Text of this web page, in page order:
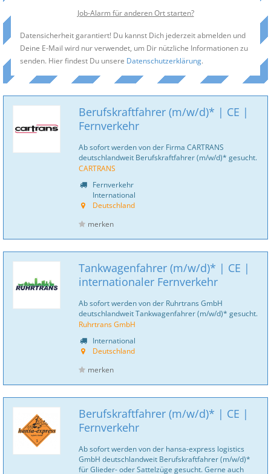
Job-Alarm für anderen Ort starten?
Datensicherheit garantiert! Du kannst Dich jederzeit abmelden und
Deine E-Mail wird nur verwendet, um Dir nützliche Informationen zu
senden. Hier findest Du unsere Datenschutzerklärung.
Berufskraftfahrer (m/w/d)* | CE |
Fernverkehr
Ab sofort werden von der Firma CARTRANS
deutschlandweit Berufskraftfahrer (m/w/d)* gesucht.
CARTRANS
Fernverkehr
International
Deutschland
merken
Tankwagenfahrer (m/w/d)* | CE |
internationaler Fernverkehr
Ab sofort werden von der Ruhrtrans GmbH
deutschlandweit Tankwagenfahrer (m/w/d)* gesucht.
Ruhrtrans GmbH
International
Deutschland
merken
Berufskraftfahrer (m/w/d)* | CE |
Fernverkehr
Ab sofort werden von der hansa-express logistics
GmbH deutschlandweit Berufskraftfahrer (m/w/d)*
für Glieder- oder Sattelzüge gesucht. Gerne auch